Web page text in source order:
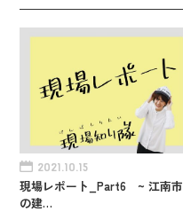
2021.10.15
現場レポート_Part6 ~ 江南市
の建…